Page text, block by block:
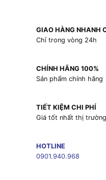
GIAO HÀNG NHANH
Chỉ trong vòng 24h
CHÍNH HÃNG 100%
Sản phẩm chính hãng
TIẾT KIỆM CHI PHÍ
Giá tốt nhất thị trường
HOTLINE
0901.940.968